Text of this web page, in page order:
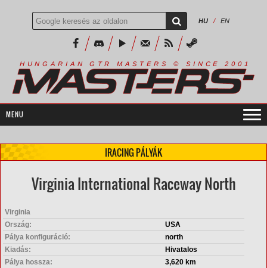
HU / EN
H U N G A R I A N G T R M A S T E R S © S I N C E 2 0 0 1
IRACING PÁLYÁK
Virginia International Raceway North
Virginia
Ország:
USA
Pálya konfiguráció:
north
Kiadás:
Hivatalos
Pálya hossza:
3,620 km